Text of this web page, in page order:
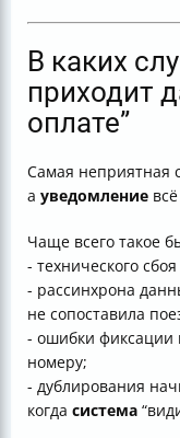
В каких
приходит
оплате”
Самая неприятная
а уведомление
Чаще всего такое
- технического
- рассинхрона
не сопоставила
- ошибки фиксации
номеру;
- дублирования
когда система